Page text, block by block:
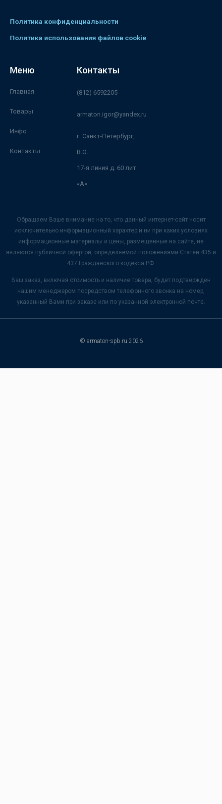
Политика конфиденциальности
Политика использования файлов cookie
Меню
Главная
Товары
Инфо
Контакты
Контакты
(812) 6592205
armaton.igor@yandex.ru
г. Санкт-Петербург,
В.О.
17-я линия д. 60 лит.
«А»
Обращаем Ваше внимание на то, что данный интернет-сайт носит
исключительно информационный характер и ни при каких условиях
информационные материалы и цены, размещенные на сайте, не
являются публичной офертой, определяемой положениями Статей 435 и
437 Гражданского кодекса РФ.
Ваш заказ, включая стоимость и наличие товара, будет подтвержден
нашим менеджером посредством телефонного звонка на номер,
указанный Вами при заказе или по указанной электронной почте.
© armaton-spb.ru 2026